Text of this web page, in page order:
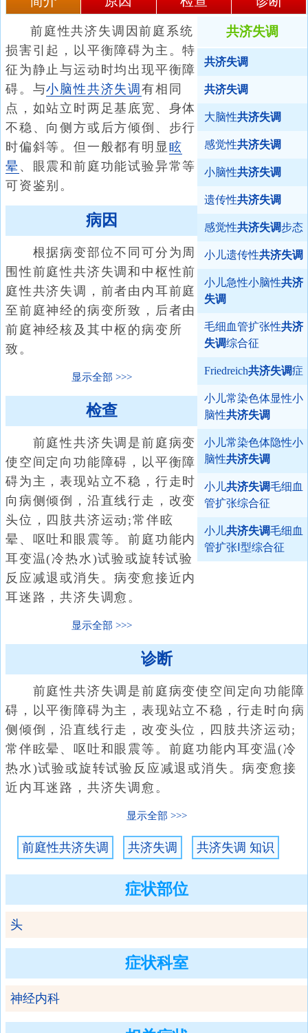
共济失调
共济失调
共济失调
大脑性共济失调
感觉性共济失调
小脑性共济失调
遗传性共济失调
感觉性共济失调步态
小儿遗传性共济失调
小儿急性小脑性共济
失调
毛细血管扩张性共济
失调综合征
Friedreich共济失调症
小儿常染色体显性小
脑性共济失调
小儿常染色体隐性小
脑性共济失调
小儿共济失调毛细血
管扩张综合征
小儿共济失调毛细血
管扩张Ⅰ型综合征
前庭性共济失调因前庭系统
损害引起，以平衡障碍为主。特
征为静止与运动时均出现平衡障
碍。与小脑性共济失调有相同
点，如站立时两足基底宽、身体
不稳、向侧方或后方倾倒、步行
时偏斜等。但一般都有明显 眩
晕 、眼震和前庭功能试验异常等
可资鉴别。
病因
根据病变部位不同可分为周
围性前庭性共济失调和中枢性前
庭性共济失调，前者由内耳前庭
至前庭神经的病变所致，后者由
前庭神经核及其中枢的病变所
致。
显示全部
检查
前庭性共济失调是前庭病变
使空间定向功能障碍，以平衡障
碍为主，表现站立不稳，行走时
向病侧倾倒，沿直线行走，改变
头位，四肢共济运动;常伴眩
晕、呕吐和眼震等。前庭功能内
耳变温(冷热水)试验或旋转试验
反应减退或消失。病变愈接近内
耳迷路，共济失调愈。
显示全部
诊断
前庭性共济失调是前庭病变使空间定向功能障
碍，以平衡障碍为主，表现站立不稳，行走时向病
侧倾倒，沿直线行走，改变头位，四肢共济运动;
常伴眩晕、呕吐和眼震等。前庭功能内耳变温(冷
热水)试验或旋转试验反应减退或消失。病变愈接
近内耳迷路，共济失调愈。
显示全部
前庭性共济失调 共济失调 共济失调 知识
症状部位
头
症状科室
神经内科